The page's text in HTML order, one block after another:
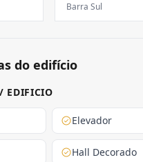
Barra Sul
do edifício
EDIFICIO
Elevador
Hall Decorado